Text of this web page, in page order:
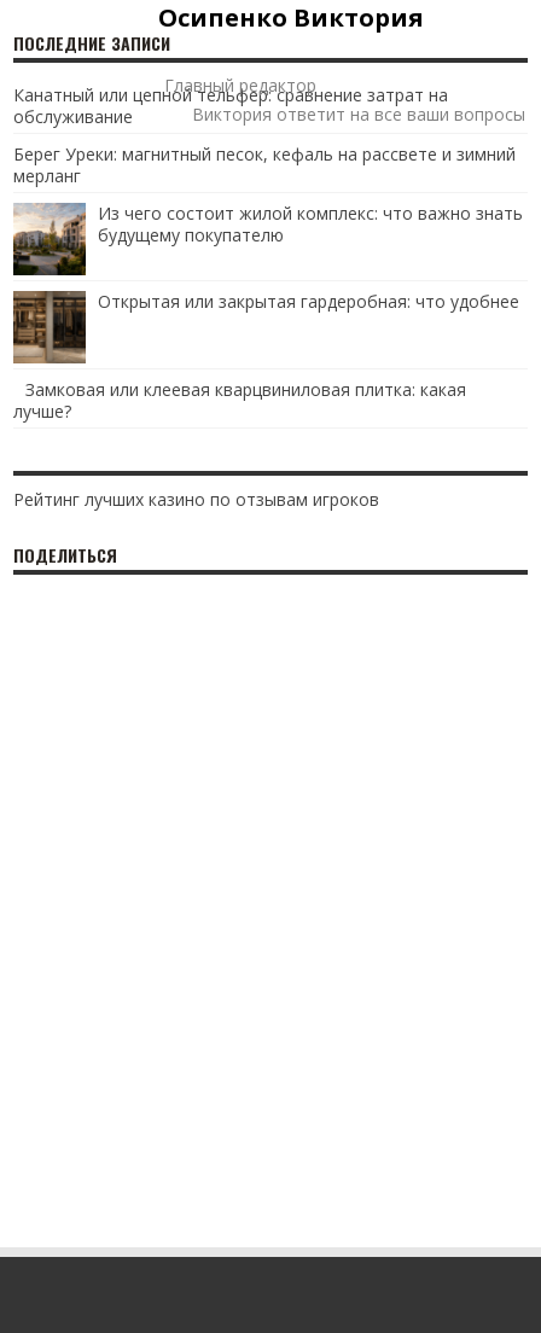
Осипенко Виктория
Главный редактор
Виктория ответит на все ваши вопросы
ПОСЛЕДНИЕ ЗАПИСИ
Канатный или цепной тельфер: сравнение затрат на
обслуживание
Берег Уреки: магнитный песок, кефаль на рассвете и зимний
мерланг
Из чего состоит жилой комплекс: что важно знать
будущему покупателю
Открытая или закрытая гардеробная: что удобнее
Замковая или клеевая кварцвиниловая плитка: какая
лучше?
Рейтинг лучших казино по отзывам игроков
ПОДЕЛИТЬСЯ